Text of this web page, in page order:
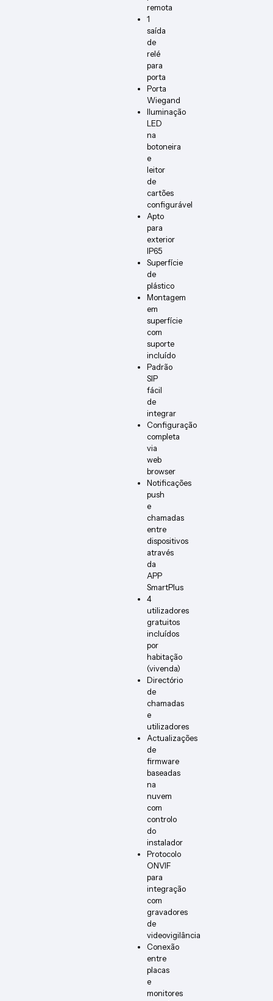
remota
1
saída
de
relé
para
porta
Porta
Wiegand
Iluminação
LED
na
botoneira
e
leitor
de
cartões
configurável
Apto
para
exterior
IP65
Superfície
de
plástico
Montagem
em
superfície
com
suporte
incluído
Padrão
SIP
fácil
de
integrar
Configuração
completa
via
web
browser
Notificações
push
e
chamadas
entre
dispositivos
através
da
APP
SmartPlus
4
utilizadores
gratuitos
incluídos
por
habitação
(vivenda)
Directório
de
chamadas
e
utilizadores
Actualizações
de
firmware
baseadas
na
nuvem
com
controlo
do
instalador
Protocolo
ONVIF
para
integração
com
gravadores
de
videovigilância
Conexão
entre
placas
e
monitores